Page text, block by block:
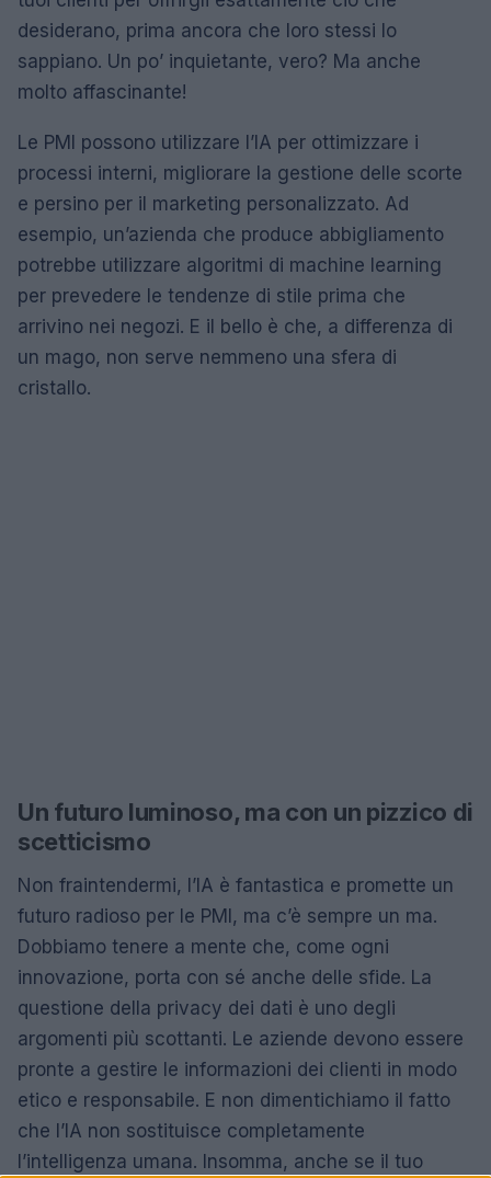
desiderano, prima ancora che loro stessi lo
sappiano. Un po’ inquietante, vero? Ma anche
molto affascinante!
Le PMI possono utilizzare l’IA per ottimizzare i
processi interni, migliorare la gestione delle scorte
e persino per il marketing personalizzato. Ad
esempio, un’azienda che produce abbigliamento
potrebbe utilizzare algoritmi di machine learning
per prevedere le tendenze di stile prima che
arrivino nei negozi. E il bello è che, a differenza di
un mago, non serve nemmeno una sfera di
cristallo.
Un futuro luminoso, ma con un pizzico di
scetticismo
Non fraintendermi, l’IA è fantastica e promette un
futuro radioso per le PMI, ma c’è sempre un ma.
Dobbiamo tenere a mente che, come ogni
innovazione, porta con sé anche delle sfide. La
questione della privacy dei dati è uno degli
argomenti più scottanti. Le aziende devono essere
pronte a gestire le informazioni dei clienti in modo
etico e responsabile. E non dimentichiamo il fatto
che l’IA non sostituisce completamente
l’intelligenza umana. Insomma, anche se il tuo